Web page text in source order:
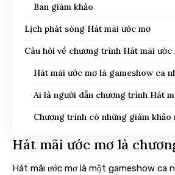
Ban giám khảo
Lịch phát sóng Hát mãi ước mơ
Câu hỏi về chương trình Hát mãi ước
Hát mãi ước mơ là gameshow ca
Ai là người dẫn chương trình Hát
Chương trình có những giám khảo
Hát mãi ước mơ là
Hát mãi ước mơ là một gameshow ca